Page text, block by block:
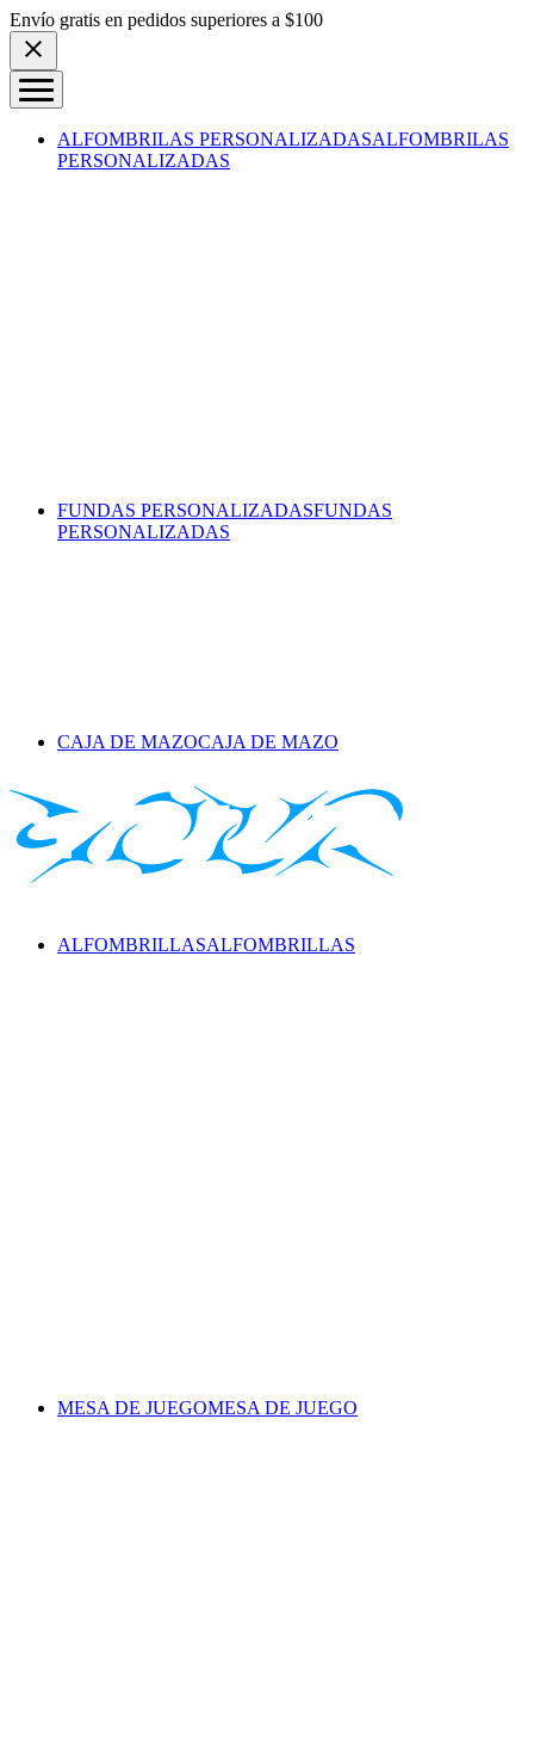
Skip to content
Envío gratis en pedidos superiores a $100
ALFOMBRILAS PERSONALIZADASALFOMBRILAS
PERSONALIZADAS
FUNDAS PERSONALIZADASFUNDAS
PERSONALIZADAS
CAJA DE MAZOCAJA DE MAZO
ALFOMBRILLASALFOMBRILLAS
MESA DE JUEGOMESA DE JUEGO